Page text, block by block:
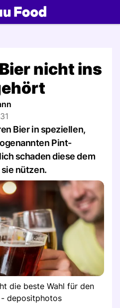
nicht ins
Bier in speziellen,
Pint-
schaden diese dem
nützen.
die beste Wahl für den
- depositphotos